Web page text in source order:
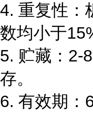
4. 重复性：
数均小于
5. 贮藏：2-
存。
6. 有效期：